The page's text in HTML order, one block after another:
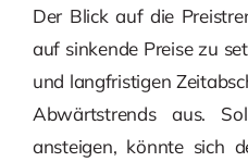
Der Blick auf die
auf sinkende Preise zu
und langfristigen
Abwärtstrends aus.
ansteigen, könnte sich